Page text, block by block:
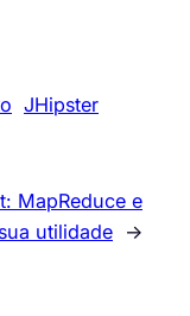
JHipster
MapReduce e
sua utilidade →